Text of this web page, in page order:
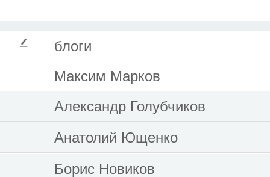
блоги
Максим Марков
Александр Голубчиков
Анатолий Ющенко
Борис Новиков